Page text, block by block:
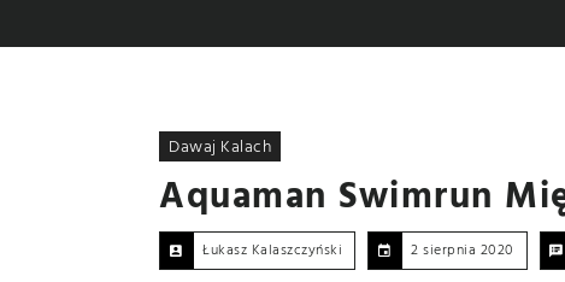
Dawaj Kalach
Aquaman Swimrun
Łukasz Kalaszczyński 2 sierpnia 2020